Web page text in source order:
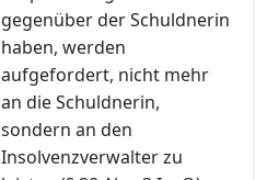
gegenüber der Schuldnerin
haben, werden
aufgefordert, nicht mehr
an die Schuldnerin,
sondern an den
Insolvenzverwalter zu